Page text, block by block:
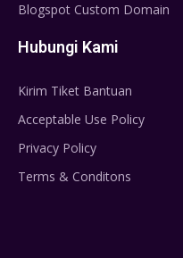
Blogspot Custom Domain
Hubungi Kami
Kirim Tiket Bantuan
Acceptable Use Policy
Privacy Policy
Terms & Conditons